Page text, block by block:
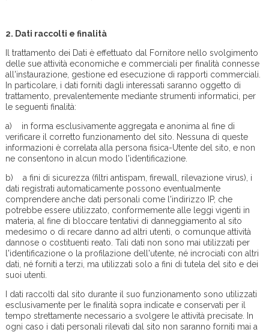
2. Dati raccolti e finalità
Il trattamento dei Dati è effettuato dal Fornitore nello svolgimento
delle sue attività economiche e commerciali per finalità connesse
all'instaurazione, gestione ed esecuzione di rapporti commerciali.
In particolare, i dati forniti dagli interessati saranno oggetto di
trattamento, prevalentemente mediante strumenti informatici, per
le seguenti finalità:
a) in forma esclusivamente aggregata e anonima al fine di
verificare il corretto funzionamento del sito. Nessuna di queste
informazioni è correlata alla persona fisica-Utente del sito, e non
ne consentono in alcun modo l'identificazione.
b) a fini di sicurezza (filtri antispam, firewall, rilevazione virus), i
dati registrati automaticamente possono eventualmente
comprendere anche dati personali come l'indirizzo IP, che
potrebbe essere utilizzato, conformemente alle leggi vigenti in
materia, al fine di bloccare tentativi di danneggiamento al sito
medesimo o di recare danno ad altri utenti, o comunque attività
dannose o costituenti reato. Tali dati non sono mai utilizzati per
l'identificazione o la profilazione dell'utente, né incrociati con altri
dati, né forniti a terzi, ma utilizzati solo a fini di tutela del sito e dei
suoi utenti.
I dati raccolti dal sito durante il suo funzionamento sono utilizzati
esclusivamente per le finalità sopra indicate e conservati per il
tempo strettamente necessario a svolgere le attività precisate. In
ogni caso i dati personali rilevati dal sito non saranno forniti mai a